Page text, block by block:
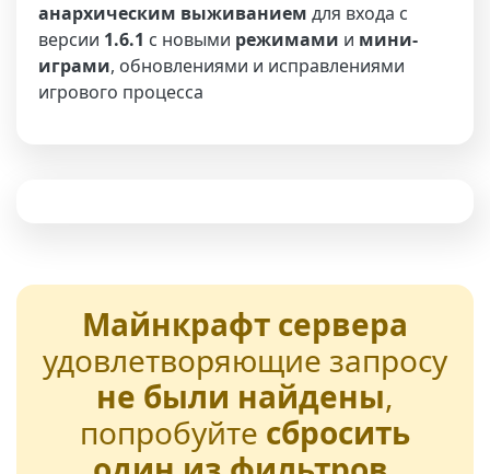
анархическим выживанием для входа с
версии 1.6.1 с новыми режимами и мини-
играми, обновлениями и исправлениями
игрового процесса
Майнкрафт сервера
удовлетворяющие запросу
не были найдены,
попробуйте сбросить